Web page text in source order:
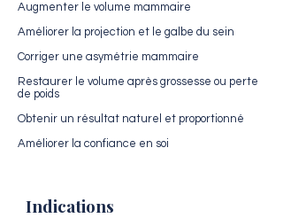
Augmenter le volume mammaire
Améliorer la projection et le galbe du sein
Corriger une asymétrie mammaire
Restaurer le volume après grossesse ou perte
de poids
Obtenir un résultat naturel et proportionné
Améliorer la confiance en soi
Indications